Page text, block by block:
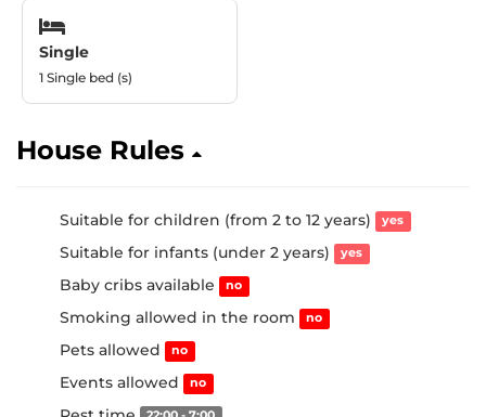
Single
1 Single bed (s)
House Rules
Suitable for children (from 2 to 12 years) yes
Suitable for infants (under 2 years) yes
Baby cribs available no
Smoking allowed in the room no
Pets allowed no
Events allowed no